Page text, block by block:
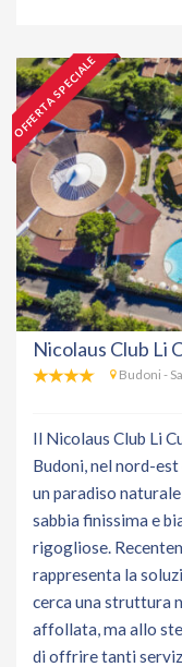
OFFERTA SPECIALE
Nicolaus Club Li
Budoni -
Il Nicolaus Club Li
Budoni, nel nord-est
un paradiso
sabbia finissima e
rigogliose.
rappresenta la
cerca una struttura
affollata, ma allo
di offrire tanti